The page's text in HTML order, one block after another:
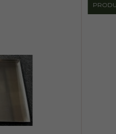
PRODUKT